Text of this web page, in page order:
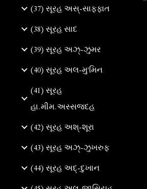
(37) સૂરહ અસ્-સાફફાત
(38) સૂરહ સાદ
(39) સૂરહ અઝ્-ઝુમર
(40) સૂરહ અલ-મુ'મિન
(41) સૂરહ
હા.મીમ.અસ્સજદહ
(42) સૂરહ અશ્-શૂરા
(43) સૂરહ અઝ્-ઝુખરુફ
(44) સૂરહ અદ્-દુખાન